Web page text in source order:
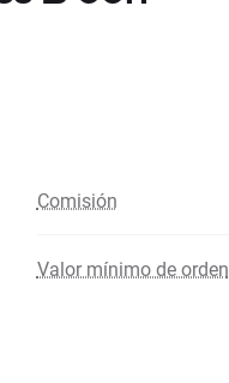
Comisión
Valor mínimo de orden